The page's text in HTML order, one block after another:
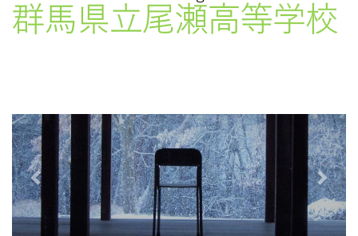
e
v
i
o
u
s
x
t